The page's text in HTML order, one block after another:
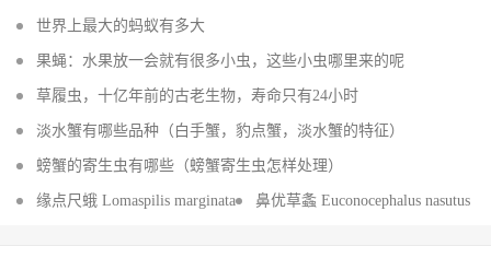
世界上最大的蚂蚁有多大
果蝇：水果放一会就有很多小虫，这些小虫哪里来的呢
草履虫，十亿年前的古老生物，寿命只有24小时
淡水蟹有哪些品种（白手蟹，豹点蟹，淡水蟹的特征）
螃蟹的寄生虫有哪些（螃蟹寄生虫怎样处理）
缘点尺蛾 Lomaspilis marginata 鼻优草螽 Euconocephalus nasutus